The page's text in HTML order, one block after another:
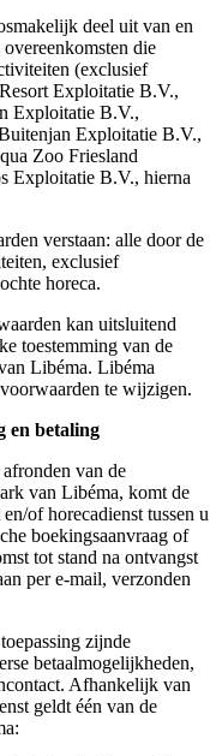
deel uit van en
die
(exclusief
Exploitatie B.V.,
Exploitatie B.V.,
Exploitatie B.V.,
Zoo Friesland
Exploitatie B.V., hierna
verstaan: alle door de
exclusief
horeca.
kan uitsluitend
toestemming van de
Libéma. Libéma
te wijzigen.
en betaling
van de
van Libéma, komt de
of horecadienst tussen u
boekingsaanvraag of
tot stand na ontvangst
per e-mail, verzonden
zijnde
betaalmogelijkheden,
Afhankelijk van
geldt één van de